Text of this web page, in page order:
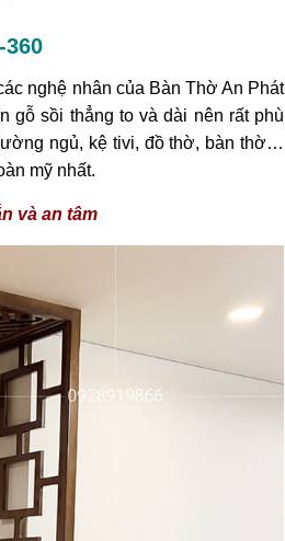
nghệ nhân của Bàn Thờ An Phát
gỗ sồi thẳng to và dài nên rất phù
ngủ, kệ tivi, đồ thờ, bàn thờ…
mỹ nhất.
và an tâm